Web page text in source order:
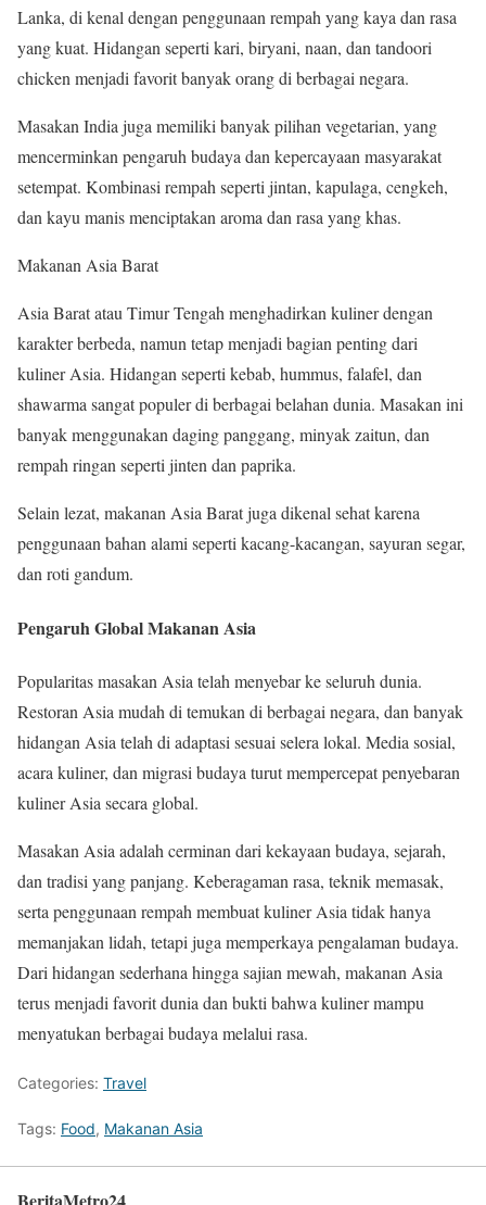
Lanka, di kenal dengan penggunaan rempah yang kaya dan rasa
yang kuat. Hidangan seperti kari, biryani, naan, dan tandoori
chicken menjadi favorit banyak orang di berbagai negara.
Masakan India juga memiliki banyak pilihan vegetarian, yang
mencerminkan pengaruh budaya dan kepercayaan masyarakat
setempat. Kombinasi rempah seperti jintan, kapulaga, cengkeh,
dan kayu manis menciptakan aroma dan rasa yang khas.
Makanan Asia Barat
Asia Barat atau Timur Tengah menghadirkan kuliner dengan
karakter berbeda, namun tetap menjadi bagian penting dari
kuliner Asia. Hidangan seperti kebab, hummus, falafel, dan
shawarma sangat populer di berbagai belahan dunia. Masakan ini
banyak menggunakan daging panggang, minyak zaitun, dan
rempah ringan seperti jinten dan paprika.
Selain lezat, makanan Asia Barat juga dikenal sehat karena
penggunaan bahan alami seperti kacang-kacangan, sayuran segar,
dan roti gandum.
Pengaruh Global Makanan Asia
Popularitas masakan Asia telah menyebar ke seluruh dunia.
Restoran Asia mudah di temukan di berbagai negara, dan banyak
hidangan Asia telah di adaptasi sesuai selera lokal. Media sosial,
acara kuliner, dan migrasi budaya turut mempercepat penyebaran
kuliner Asia secara global.
Masakan Asia adalah cerminan dari kekayaan budaya, sejarah,
dan tradisi yang panjang. Keberagaman rasa, teknik memasak,
serta penggunaan rempah membuat kuliner Asia tidak hanya
memanjakan lidah, tetapi juga memperkaya pengalaman budaya.
Dari hidangan sederhana hingga sajian mewah, makanan Asia
terus menjadi favorit dunia dan bukti bahwa kuliner mampu
menyatukan berbagai budaya melalui rasa.
Categories: Travel
Tags: Food, Makanan Asia
BeritaMetro24